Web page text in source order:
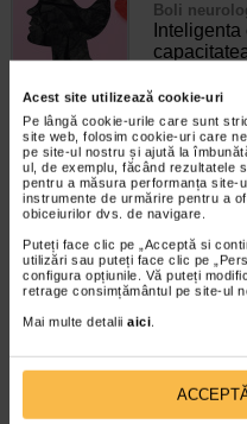
Acest site utilizează cookie-uri
Pe lângă cookie-urile care sunt
site web, folosim cookie-uri care
pe site-ul nostru și ajută la
ul, de exemplu, făcând rezultatele
pentru a măsura performanța site-
instrumente de urmărire pentru a
obiceiurilor dvs. de navigare.
Puteți face clic pe „Acceptă si
utilizări sau puteți face clic pe
configura opțiunile. Vă puteți
retrage consimțământul pe site-ul
Mai multe detalii aici.
Boli
In general,
emotionala cuprinde
Timp de citire:4 minute, 39
Enurezis:
Sistem urinar
pierderea
timpul
atat in
Timp de citire:4 minute, 32
Senzatia